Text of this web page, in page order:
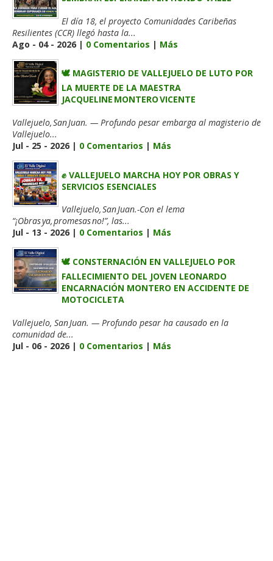
El día 18, el proyecto Comunidades Caribeñas
Resilientes (CCR) llegó hasta la...
Ago - 04 - 2026 | 0 Comentarios | Más
🕊️ MAGISTERIO DE VALLEJUELO DE LUTO POR
LA MUERTE DE LA MAESTRA
JACQUELINE MONTERO VICENTE
Vallejuelo, San Juan. — Profundo pesar embarga al magisterio de
Vallejuelo...
Jul - 25 - 2026 | 0 Comentarios | Más
✊ VALLEJUELO MARCHA HOY POR OBRAS Y
SERVICIOS ESENCIALES
Vallejuelo, San Juan.-Con el lema
“¡Obras ya, promesas no!”, las...
Jul - 13 - 2026 | 0 Comentarios | Más
🕊️ CONSTERNACIÓN EN VALLEJUELO POR
FALLECIMIENTO DEL JOVEN LEONARDO
ENCARNACIÓN MONTERO EN ACCIDENTE DE
MOTOCICLETA
Vallejuelo, San Juan. — Profundo pesar ha causado en la
comunidad de...
Jul - 06 - 2026 | 0 Comentarios | Más